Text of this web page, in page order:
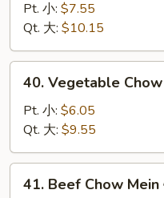
Chow
Mein
肉
炒
Pt. 小: $7.55
Qt. 大: $10.15
Vegetable
Chow
Mein
菜
炒
40. Vegetable
Pt. 小: $6.05
Qt. 大: $9.55
Beef
41. Beef Chow Mein